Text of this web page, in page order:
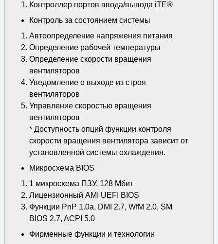
Контроллер портов ввода/вывода iTE®
Контроль за состоянием системы
Автоопределение напряжения питания
Определение рабочей температуры
Определение скорости вращения
вентиляторов
Уведомление о выходе из строя
вентиляторов
Управление скоростью вращения
вентиляторов
* Доступность опций функции контроля
скорости вращения вентилятора зависит от
установленной системы охлаждения.
Микросхема BIOS
1 микросхема ПЗУ, 128 Мбит
Лицензионный AMI UEFI BIOS
Функции PnP 1.0a, DMI 2.7, WfM 2.0, SM
BIOS 2.7, ACPI 5.0
Фирменные функции и технологии